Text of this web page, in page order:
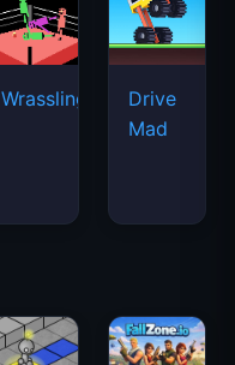
Wrassling
Drive
Mad